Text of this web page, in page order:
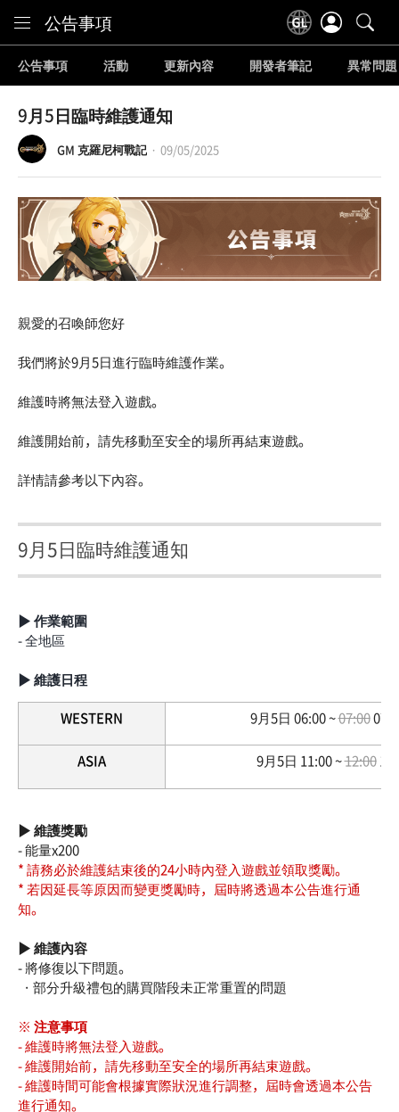
公告事項
公告事項 活動 更新內容 開發者筆記 異常問題
9月5日臨時維護通知
GM 克羅尼柯戰記 09/05/2025
親愛的召喚師您好
我們將於9月5日進行臨時維護作業。
維護時將無法登入遊戲。
維護開始前，請先移動至安全的場所再結束遊戲。
詳情請參考以下內容。
9月5日臨時維護通知
▶ 作業範圍
- 全地區
▶ 維護日程
WESTERN
9月5日 06:00 ~07:00
ASIA 9月5日 11:00 ~12:00
▶ 維護獎勵
- 能量x200
* 請務必於維護結束後的24小時內登入遊戲並領取獎勵。
* 若因延長等原因而變更獎勵時，屆時將透過本公告進行通
知。
▶ 維護內容
- 將修復以下問題。
· 部分升級禮包的購買階段未正常重置的問題
※ 注意事項
- 維護時將無法登入遊戲。
- 維護開始前，請先移動至安全的場所再結束遊戲。
- 維護時間可能會根據實際狀況進行調整，屆時會透過本公告
進行通知。